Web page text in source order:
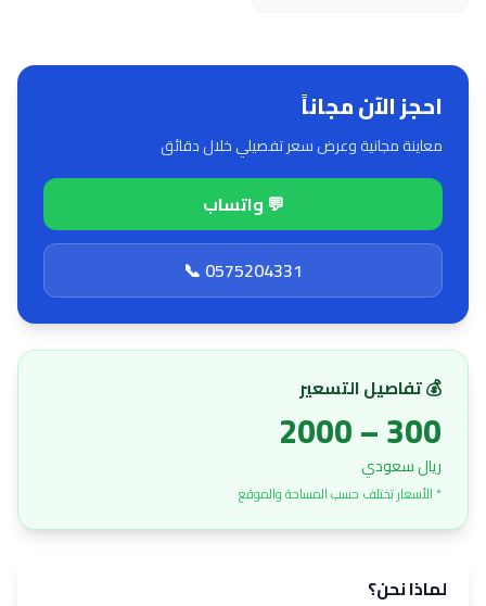
احجز الآن مجاناً
معاينة مجانية وعرض سعر تفصيلي خلال دقائق
💬 واتساب
📞 0575204331
💰 تفاصيل التسعير
300 – 2000
ريال سعودي
* الأسعار تختلف حسب المساحة والموقع
لماذا نحن؟